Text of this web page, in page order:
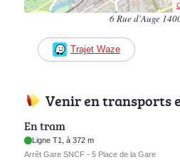
6 Rue d'Auge
Trajet Waze
Venir en transports
En tram
Ligne T1, à 372 m
Arrêt Gare SNCF - 5 Place de la Gare